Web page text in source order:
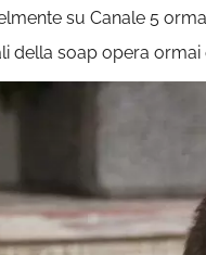
su Canale 5
della soap opera